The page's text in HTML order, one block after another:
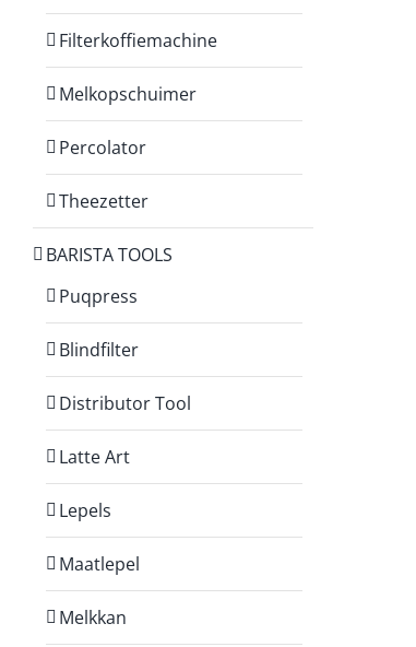
Filterkoffiemachine
Melkopschuimer
Percolator
Theezetter
BARISTA TOOLS
Puqpress
Blindfilter
Distributor Tool
Latte Art
Lepels
Maatlepel
Melkkan